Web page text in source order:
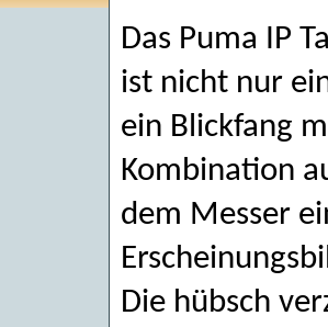
Das Puma IP
ist nicht nur
ein Blickfang
Kombination
dem Messer
Die hübsch